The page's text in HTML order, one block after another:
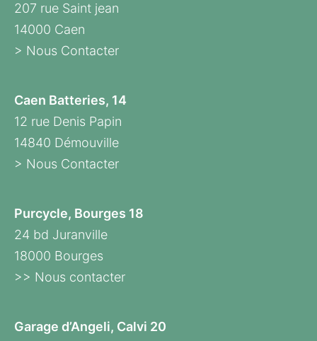
207 rue Saint jean
14000 Caen
> Nous Contacter
Caen Batteries, 14
12 rue Denis Papin
14840 Démouville
> Nous Contacter
Purcycle, Bourges 18
24 bd Juranville
18000 Bourges
>> Nous contacter
Garage d’Angeli, Calvi 20